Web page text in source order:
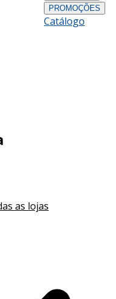
PROMOÇÕES
Catálogo
as lojas